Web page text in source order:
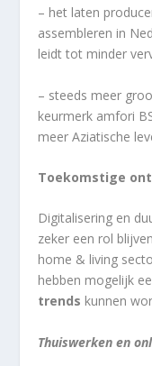
– het laten
assembleren in
leidt tot minder
– steeds meer
keurmerk amfori
meer Aziatische
Toekomstige
Digitalisering en
zeker een rol
home & living
hebben mogelijk
trends kunnen
Thuiswerken en